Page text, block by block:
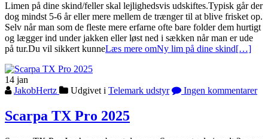
Limen på dine skind/feller skal lejlighedsvis udskiftes.Typisk går der
dog mindst 5-6 år eller mere mellem de trænger til at blive frisket op.
Selv når man som de fleste mere erfarne ofte bare folder dem hurtigt
og lægger ind under jakken eller løst ned i sækken når man er ude
på tur.Du vil sikkert kunneLæs mere omNy lim på dine skind[…]
14 jan
JakobHertz
Udgivet i Telemark udstyr Ingen kommentarer
Scarpa TX Pro 2025